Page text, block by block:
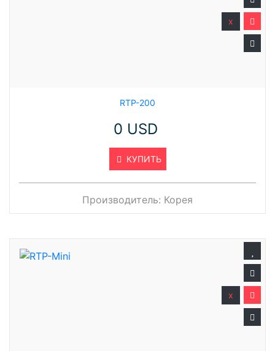
RTP-200
0 USD
КУПИТЬ
x
Производитель: Корея
x